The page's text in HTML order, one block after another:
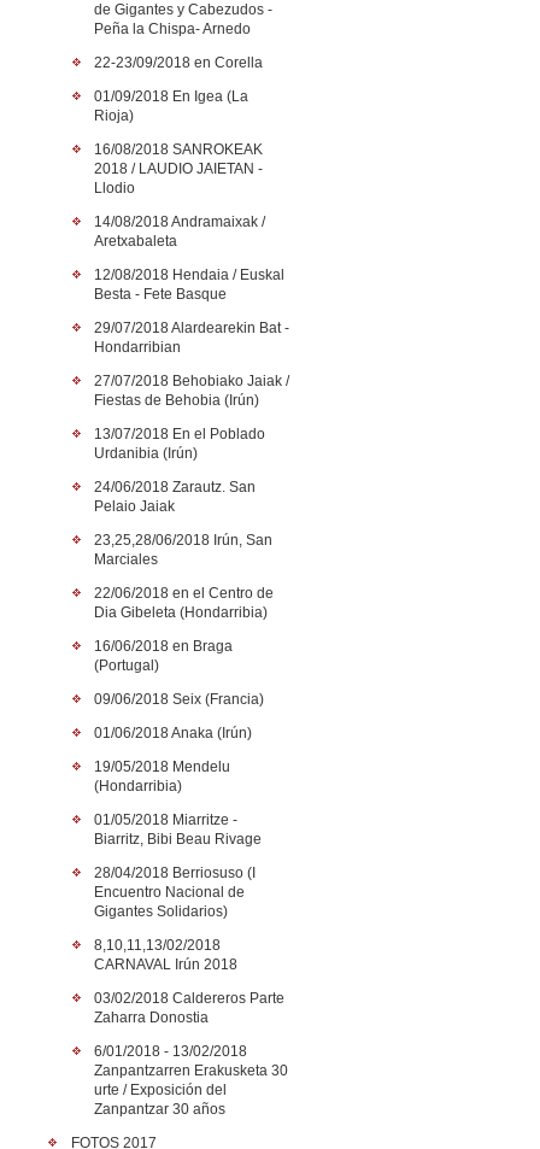
de Gigantes y Cabezudos -
Peña la Chispa- Arnedo
22-23/09/2018 en Corella
01/09/2018 En Igea (La
Rioja)
16/08/2018 SANROKEAK
2018 / LAUDIO JAIETAN -
Llodio
14/08/2018 Andramaixak /
Aretxabaleta
12/08/2018 Hendaia / Euskal
Besta - Fete Basque
29/07/2018 Alardearekin Bat -
Hondarribian
27/07/2018 Behobiako Jaiak /
Fiestas de Behobia (Irún)
13/07/2018 En el Poblado
Urdanibia (Irún)
24/06/2018 Zarautz. San
Pelaio Jaiak
23,25,28/06/2018 Irún, San
Marciales
22/06/2018 en el Centro de
Dia Gibeleta (Hondarribia)
16/06/2018 en Braga
(Portugal)
09/06/2018 Seix (Francia)
01/06/2018 Anaka (Irún)
19/05/2018 Mendelu
(Hondarribia)
01/05/2018 Miarritze -
Biarritz, Bibi Beau Rivage
28/04/2018 Berriosuso (I
Encuentro Nacional de
Gigantes Solidarios)
8,10,11,13/02/2018
CARNAVAL Irún 2018
03/02/2018 Caldereros Parte
Zaharra Donostia
6/01/2018 - 13/02/2018
Zanpantzarren Erakusketa 30
urte / Exposición del
Zanpantzar 30 años
FOTOS 2017